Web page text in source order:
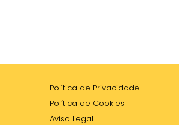
Política de Privacidade
Política de Cookies
Aviso Legal